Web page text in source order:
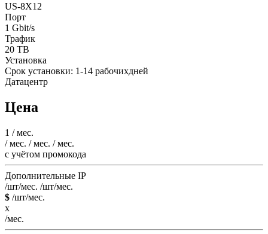
US-8X12
Порт
1 Gbit/s
Трафик
20 TB
Установка
Срок установки: 1-14 рабочихдней
Датацентр
Цена
1 / мес.
/ мес. / мес. / мес.
c учётом промокода
Дополнительные IP
/шт/мес. /шт/мес.
$ /шт/мес.
x
/мес.